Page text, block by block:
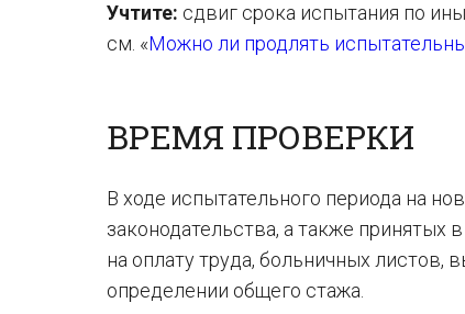
Учтите: сдвиг срока испытания по
см. «Можно ли продлять
ВРЕМЯ ПРОВЕРКИ
В ходе испытательного периода на
законодательства, а также принятых
на оплату труда, больничных
определении общего стажа.